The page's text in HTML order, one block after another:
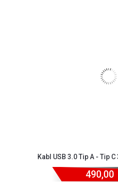
Kabl USB 3.0 Tip A - Tip
490,00